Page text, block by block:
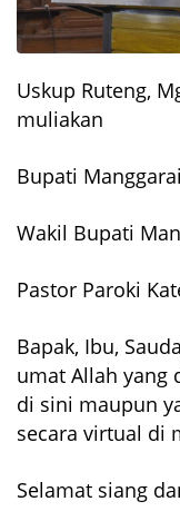
Uskup Ruteng,
muliakan
Bupati
Wakil Bupati
Pastor Paroki
Bapak, Ibu,
umat Allah yang
di sini maupun
secara virtual di
Selamat siang